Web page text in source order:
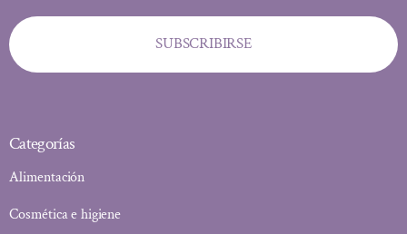
SUBSCRIBIRSE
Categorías
Alimentación
Cosmética e higiene